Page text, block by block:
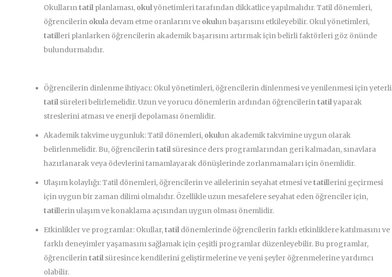
Okullarıntatil planlaması, okulyönetimleri tarafından dikkatlice yapılmalıdır. Tatil dönemleri,
öğrencilerin okula devam etme oranlarını ve okulun başarısını etkileyebilir. Okul yönetimleri,
tatilleri planlarken öğrencilerin akademik başarısını artırmak için belirli faktörleri göz önünde
bulundurmalıdır.
Öğrencilerin dinlenme ihtiyacı: Okul yönetimleri, öğrencilerin dinlenmesi ve yenilenmesi için yeterli
tatil süreleri belirlemelidir. Uzun ve yorucu dönemlerin ardından öğrencilerintatilyaparak
streslerini atması ve enerji depolaması önemlidir.
Akademik takvime uygunluk: Tatil dönemleri, okulun akademik takvimine uygun olarak
belirlenmelidir. Bu, öğrencilerintatil süresince ders programlarından geri kalmadan, sınavlara
hazırlanarak veya ödevlerini tamamlayarak dönüşlerinde zorlanmamaları için önemlidir.
Ulaşım kolaylığı: Tatil dönemleri, öğrencilerin ve ailelerinin seyahat etmesi vetatillerini geçirmesi
için uygun bir zaman dilimi olmalıdır. Özellikle uzun mesafelere seyahat eden öğrenciler için,
tatillerin ulaşım ve konaklama açısından uygun olması önemlidir.
Etkinlikler ve programlar: Okullar,tatil dönemlerinde öğrencilerin farklı etkinliklere katılmasını ve
farklı deneyimler yaşamasını sağlamak için çeşitli programlar düzenleyebilir. Bu programlar,
öğrencilerintatil süresince kendilerini geliştirmelerine ve yeni şeyler öğrenmelerine yardımcı
olabilir.